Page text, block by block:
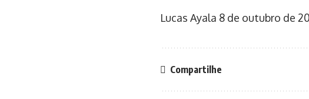
Lucas Ayala 8 de outubro de
Compartilhe